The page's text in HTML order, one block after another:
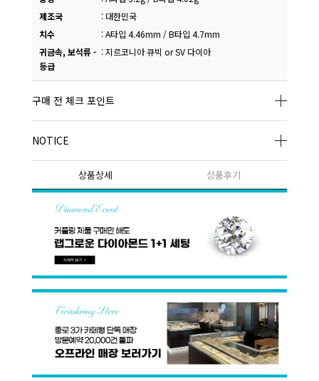
제조국
: 대한민국
치수
:A타입 4.46mm / B타입 4.7mm
귀금속, 보석류 -
등급
:지르코니아 큐빅 or SV 다이아
구매 전 체크 포인트
NOTICE
상품상세 상품후기